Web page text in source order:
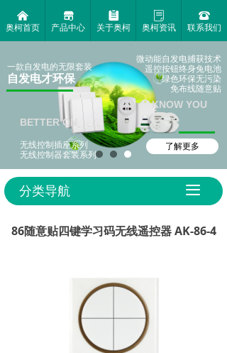
낀
奥柯首页
끵
产品中心
뀳
关于奥柯
ꂓ
奥柯资讯
뀰
联系我们
分类导航 끀
86随意贴四键学习码无线遥控器 AK-86-4
一款自发电的无限套装
自发电才环保
BETTER ON
无线控制插座系列
无线控制器套装系列
KNOW YOU
微动能自发电捕获技术
遥控按钮终身兔电池
绿色环保无污染
免布线随意贴
了解更多